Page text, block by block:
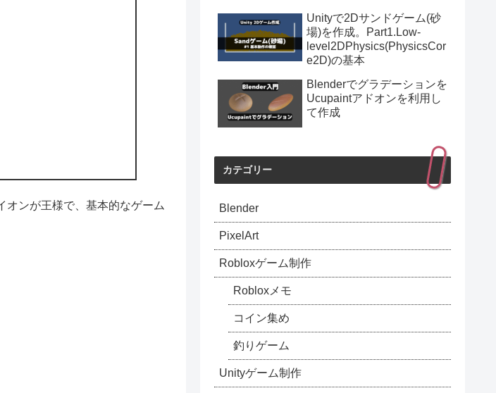
オンが王様で、基本的なゲーム
Unityで2Dサンドゲーム(砂
場)を作成。Part1.Low-
level2DPhysics(PhysicsCor
e2D)の基本
Blenderでグラデーションを
Ucupaintアドオンを利用し
て作成
カテゴリー
Blender
PixelArt
Robloxゲーム制作
Robloxメモ
コイン集め
釣りゲーム
Unityゲーム制作